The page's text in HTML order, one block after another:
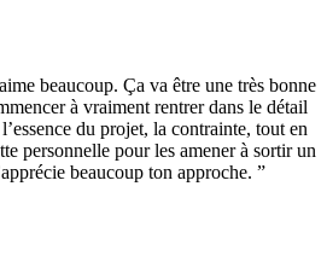
beaucoup. Ça va être une très bonne
à vraiment rentrer dans le détail
du projet, la contrainte, tout en
personnelle pour les amener à sortir un
beaucoup ton approche. ”